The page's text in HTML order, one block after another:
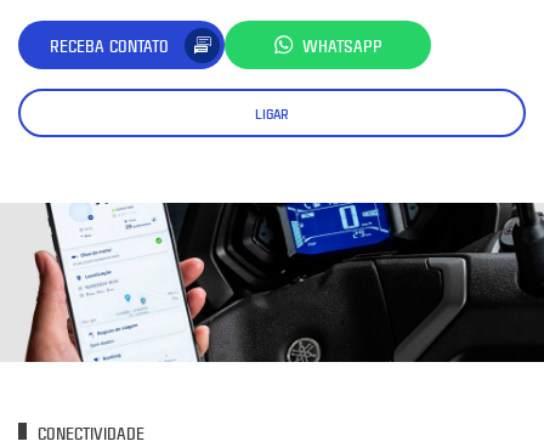
RECEBA CONTATO WHATSAPP
LIGAR
CONECTIVIDADE